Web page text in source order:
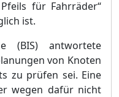
für Fahrräder“
ist.
(BIS) antwortete
von Knoten
zu prüfen sei. Eine
wegen dafür nicht